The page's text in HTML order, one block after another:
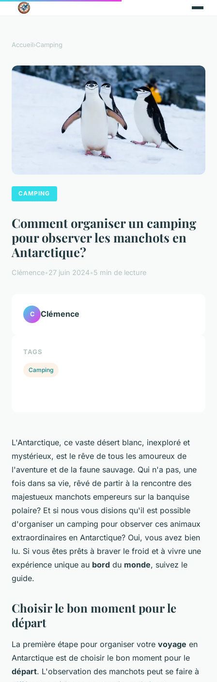
Accueil›Camping
CAMPING
Comment organiser un camping
pour observer les manchots en
Antarctique?
Clémence•27 juin 2024•5 min de lecture
L'Antarctique, ce vaste désert blanc, inexploré et
mystérieux, est le rêve de tous les amoureux de
l'aventure et de la faune sauvage. Qui n'a pas, une
fois dans sa vie, rêvé de partir à la rencontre des
majestueux manchots empereurs sur la banquise
polaire? Et si nous vous disions qu'il est possible
d'organiser un camping pour observer ces animaux
extraordinaires en Antarctique? Oui, vous avez bien
lu. Si vous êtes prêts à braver le froid et à vivre une
expérience unique au bord du monde, suivez le
guide.
Choisir le bon moment pour le
départ
La première étape pour organiser votre voyage en
Antarctique est de choisir le bon moment pour le
départ. L'observation des manchots peut se faire à
C Clémence
TAGS
Camping